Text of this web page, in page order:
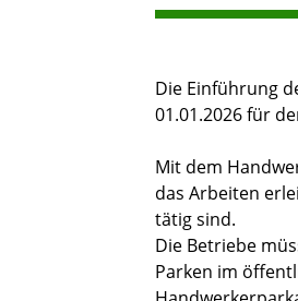
Die Einführung
01.01.2026 für
Mit dem
das Arbeiten
tätig sind.
Die Betriebe
Parken im